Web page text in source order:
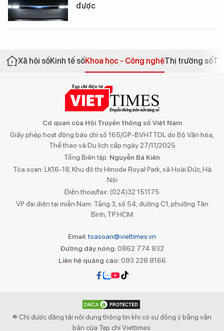
được
Xã hội sốKinh tế sốKhoa học - Công nghệThị trường số
Cơ quan của Hội Truyền thông số Việt Nam
Giấy phép hoạt động báo chí số 165/GP-BVHTTDL do Bộ Văn hóa,
Thể thao và Du lịch cấp ngày 27/11/2025
Tổng Biên tập: Nguyễn Bá Kiên
Tòa soạn: LK16-18, Khu đô thị Hinode Royal Park, xã Hoài Đức, Hà
Nội
Điện thoại/fax: (024)32 151175
VP đại diện tại miền Nam: Tầng 3, số 54, đường C1, phường Tân
Bình, TP.HCM
Email:toasoan@viettimes.vn
Đường dây nóng: 0862 774 832
Liên hệ quảng cáo:093 228 8166
® Chỉ được đăng tải nội dung thông tin khi có sự đồng ý bằng văn
bản của Tạp chí Viettimes.